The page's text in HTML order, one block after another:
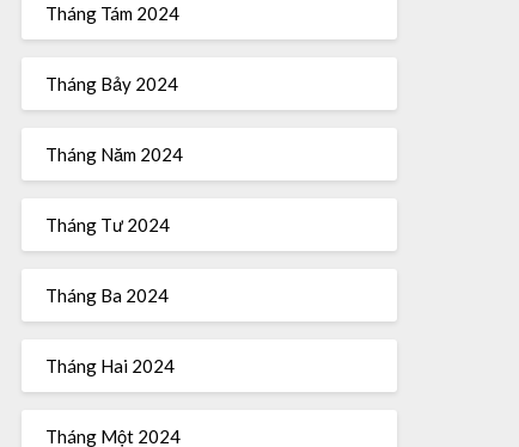
Tháng Tám 2024
Tháng Bảy 2024
Tháng Năm 2024
Tháng Tư 2024
Tháng Ba 2024
Tháng Hai 2024
Tháng Một 2024